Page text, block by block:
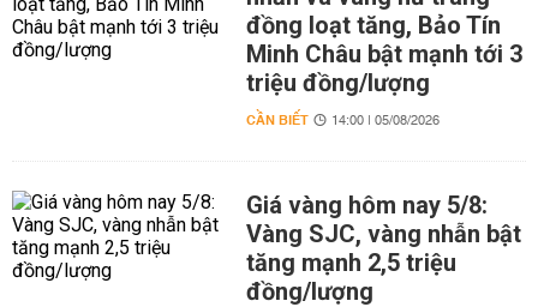
đồng loạt tăng, Bảo Tín
Minh Châu bật mạnh tới 3
triệu đồng/lượng
CẦN BIẾT 14:00 | 05/08/2026
Giá vàng hôm nay 5/8:
Vàng SJC, vàng nhẫn bật
tăng mạnh 2,5 triệu
đồng/lượng